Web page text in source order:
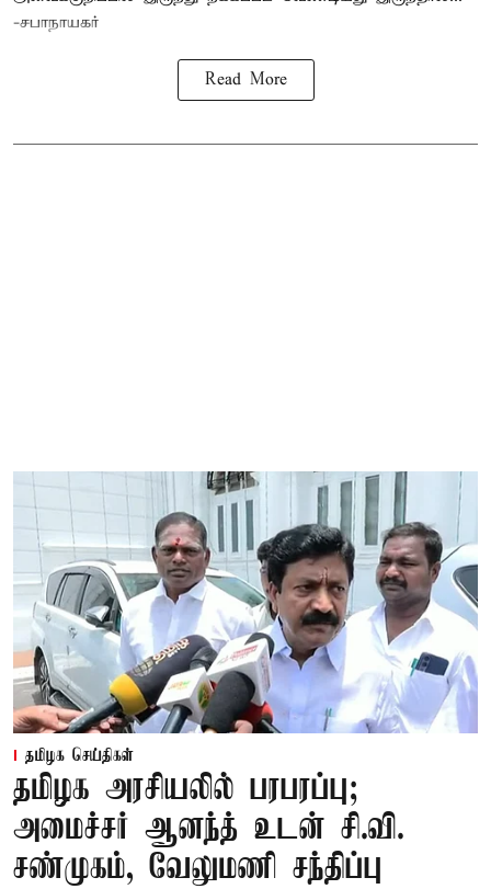
-சபாநாயகர்
Read More
தமிழக செய்திகள்
தமிழக அரசியலில் பரபரப்பு;
அமைச்சர் ஆனந்த் உடன் சி.வி.
சண்முகம், வேலுமணி சந்திப்பு